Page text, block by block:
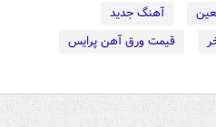
آهنگ جدید
قیمت ورق آهن پرایس